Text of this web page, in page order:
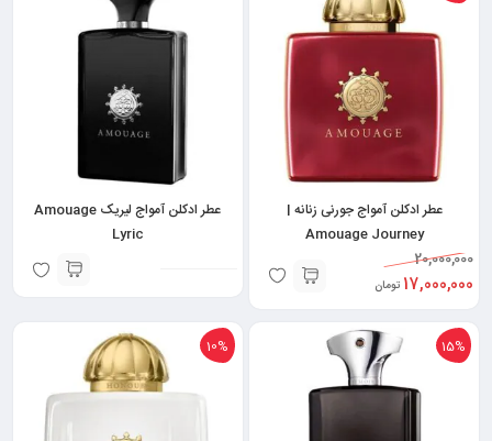
عطر ادکلن آمواج جورنی زنانه |
Amouage Journey
20,000,000
17,000,000 تومان
عطر ادکلن آمواج لیریک Amouage
Lyric
15%
10%